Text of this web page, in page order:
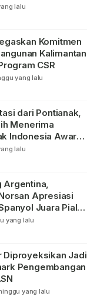
lalu
Komitmen
Kalimantan
CSR
yang lalu
dari Pontianak,
Menerima
Indonesia Awards
lalu
Argentina,
Apresiasi
Juara Piala
yang lalu
Diproyeksikan Jadi
Pengembangan
yang lalu